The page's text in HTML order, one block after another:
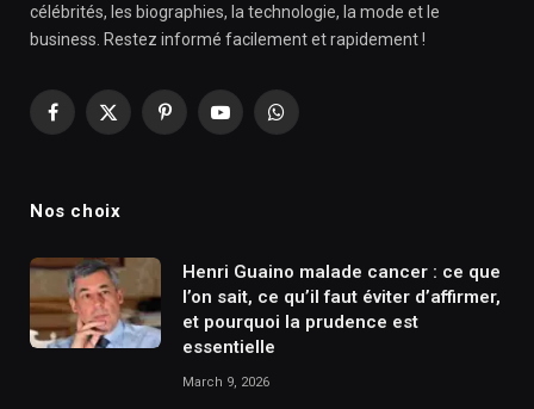
célébrités, les biographies, la technologie, la mode et le
business. Restez informé facilement et rapidement !
Facebook
X
PinterestYouTubeWhatsApp
Nos choix
Henri Guaino malade cancer : ce que
l’on sait, ce qu’il faut éviter d’affirmer,
et pourquoi la prudence est
essentielle
March 9, 2026